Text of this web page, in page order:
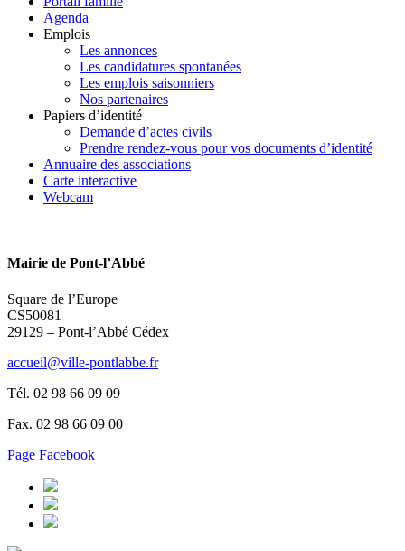
Agenda
Emplois
Les annonces
Les candidatures spontanées
Les emplois saisonniers
Nos partenaires
Papiers d’identité
Demande d’actes civils
Prendre rendez-vous pour vos documents d’identité
Annuaire des associations
Carte interactive
Webcam
Mairie de Pont-l’Abbé
Square de l’Europe
CS50081
29129 – Pont-l’Abbé Cédex
accueil@ville-pontlabbe.fr
Tél. 02 98 66 09 09
Fax. 02 98 66 09 00
Page Facebook